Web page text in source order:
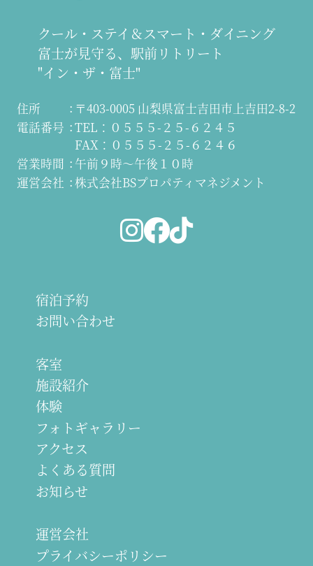
クール・ステイ＆スマート・ダイニング
富士が見守る、駅前リトリート
"イン・ザ・富士"
住所
〒403-0005 山梨県富士吉田市上吉田2-8-2
電話番号
TEL：０５５５-２５-６２４５
FAX：０５５５-２５-６２４６
営業時間
午前９時～午後１０時
運営会社
株式会社BSプロパティマネジメント
宿泊予約
お問い合わせ
客室
施設紹介
体験
フォトギャラリー
アクセス
よくある質問
お知らせ
運営会社
プライバシーポリシー